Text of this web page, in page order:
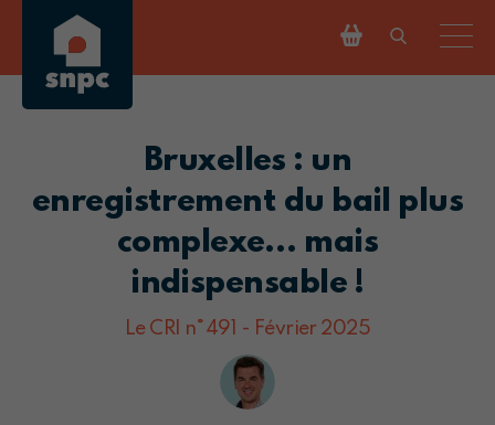
Bruxelles : un
enregistrement du bail plus
complexe… mais
indispensable !
Le CRI n°491 - Février 2025